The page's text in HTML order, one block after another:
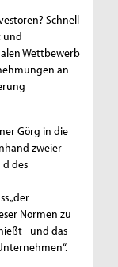
Schnell
und
Wettbewerb
an
Görg in die
zweier
des
„der
Normen zu
- und das